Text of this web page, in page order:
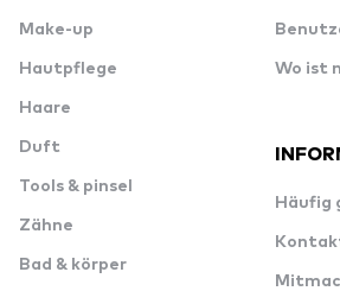
Make-up
Hautpflege
Haare
Duft
Tools & pinsel
Zähne
Bad & körper
Wo ist
Häufig